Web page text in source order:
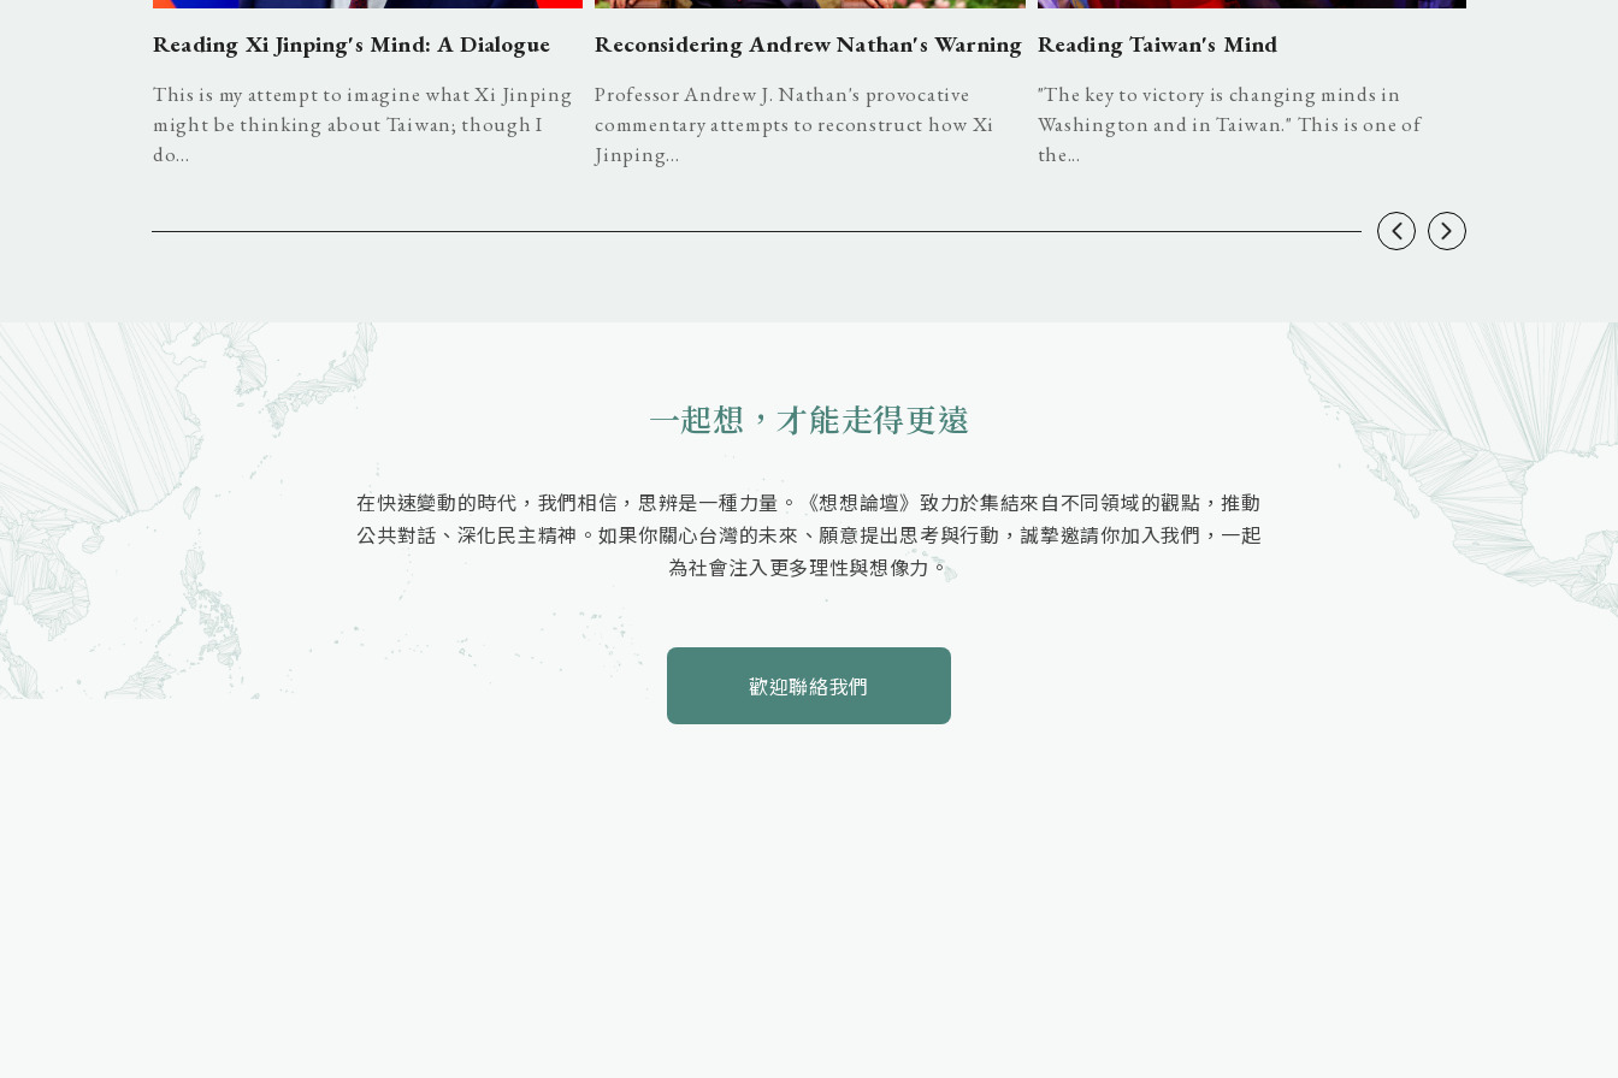
Reading Xi Jinping's Mind: A Dialogue
This is my attempt to imagine what Xi Jinping
might be thinking about Taiwan; though I
do...
Reconsidering Andrew Nathan's Warning
Professor Andrew J. Nathan's provocative
commentary attempts to reconstruct how Xi
Jinping...
Reading Taiwan's Mind
"The key to victory is changing minds in
Washington and in Taiwan." This is one of
the...
一起想，才能走得更遠
在快速變動的時代，我們相信，思辨是一種力量。《想想論壇》致力於集結來自不同領域的觀點，推動
公共對話、深化民主精神。如果你關心台灣的未來、願意提出思考與行動，誠摯邀請你加入我們，一起
為社會注入更多理性與想像力。
歡迎聯絡我們